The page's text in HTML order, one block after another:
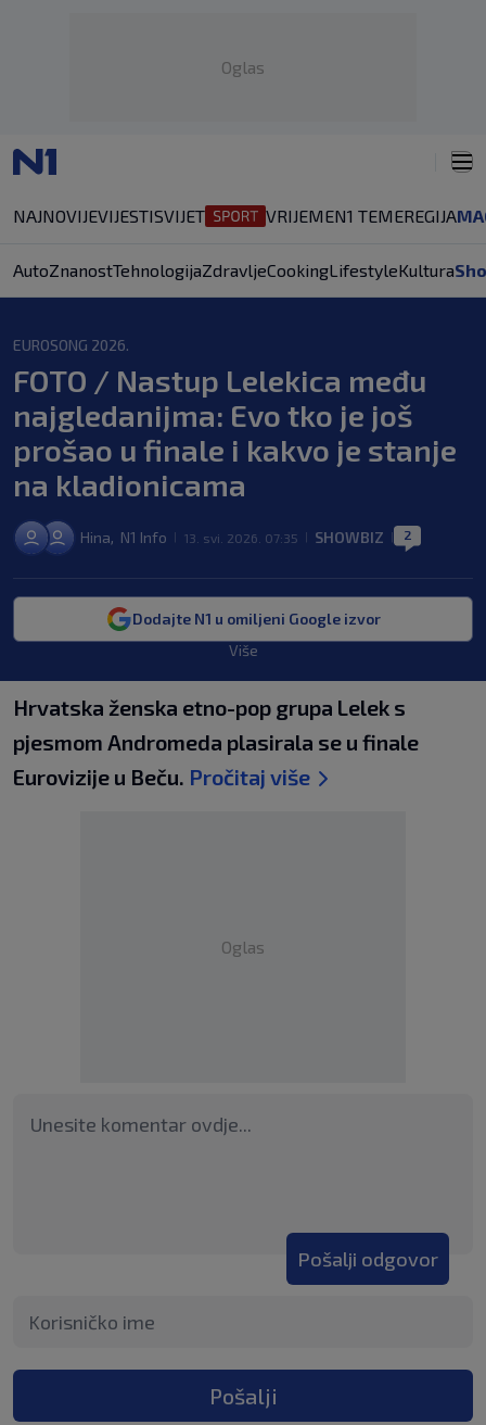
Oglas
NAJNOVIJEVIJESTISVIJET VRIJEMEN1 TEMEREGIJA
AutoZnanostTehnologijaZdravljeCookingLifestyleKultura
EUROSONG 2026.
FOTO / Nastup Lelekica među
najgledanijma: Evo tko je još
prošao u finale i kakvo je stanje
na kladionicama
Hina, N1 Info 13. svi. 2026. 07:35 SHOWBIZ 2
Dodajte N1 u omiljeni Google izvor
Više
Hrvatska ženska etno-pop grupa Lelek s
pjesmom Andromeda plasirala se u finale
Eurovizije u Beču. Pročitaj više
Oglas
Pošalji odgovor
Pošalji